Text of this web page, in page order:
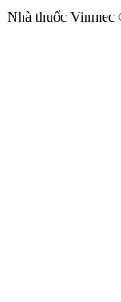
Nhà thuốc Vinmec